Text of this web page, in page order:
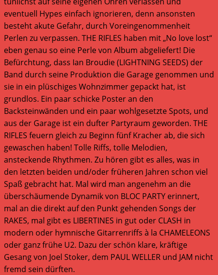
eventuell Hypes einfach ignorieren, denn ansonsten
besteht akute Gefahr, durch Voreingenommenheit
Perlen zu verpassen. THE RIFLES haben mit „No love lost“
eben genau so eine Perle von Album abgeliefert! Die
Befürchtung, dass Ian Broudie (LIGHTNING SEEDS) der
Band durch seine Produktion die Garage genommen und
sie in ein plüschiges Wohnzimmer gepackt hat, ist
grundlos. Ein paar schicke Poster an den
Backsteinwänden und ein paar wohlgesetzte Spots, und
aus der Garage ist ein dufter Partyraum geworden. THE
RIFLES feuern gleich zu Beginn fünf Kracher ab, die sich
gewaschen haben! Tolle Riffs, tolle Melodien,
ansteckende Rhythmen. Zu hören gibt es alles, was in
den letzten beiden und/oder früheren Jahren schon viel
Spaß gebracht hat. Mal wird man angenehm an die
überschäumende Dynamik von BLOC PARTY erinnert,
mal an die direkt auf den Punkt gehenden Songs der
RAKES, mal gibt es LIBERTINES in gut oder CLASH in
modern oder hymnische Gitarrenriffs à la CHAMELEONS
oder ganz frühe U2. Dazu der schön klare, kräftige
Gesang von Joel Stoker, dem PAUL WELLER und JAM nicht
fremd sein dürften.